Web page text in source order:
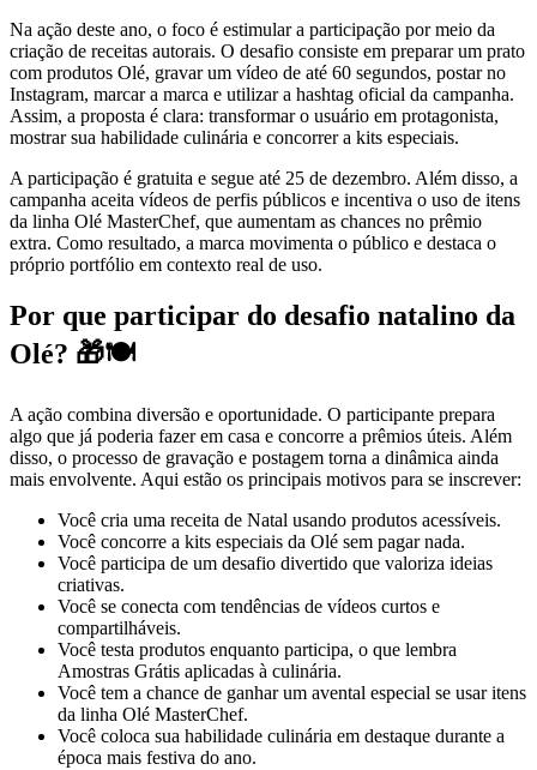
Na ação deste ano, o foco é estimular a participação por meio da
criação de receitas autorais. O desafio consiste em preparar um prato
com produtos Olé, gravar um vídeo de até 60 segundos, postar no
Instagram, marcar a marca e utilizar a hashtag oficial da campanha.
Assim, a proposta é clara: transformar o usuário em protagonista,
mostrar sua habilidade culinária e concorrer a kits especiais.
A participação é gratuita e segue até 25 de dezembro. Além disso, a
campanha aceita vídeos de perfis públicos e incentiva o uso de itens
da linha Olé MasterChef, que aumentam as chances no prêmio
extra. Como resultado, a marca movimenta o público e destaca o
próprio portfólio em contexto real de uso.
Por que participar do desafio natalino da
Olé? 🎁🍽️
A ação combina diversão e oportunidade. O participante prepara
algo que já poderia fazer em casa e concorre a prêmios úteis. Além
disso, o processo de gravação e postagem torna a dinâmica ainda
mais envolvente. Aqui estão os principais motivos para se inscrever:
Você cria uma receita de Natal usando produtos acessíveis.
Você concorre a kits especiais da Olé sem pagar nada.
Você participa de um desafio divertido que valoriza ideias
criativas.
Você se conecta com tendências de vídeos curtos e
compartilháveis.
Você testa produtos enquanto participa, o que lembra
Amostras Grátis aplicadas à culinária.
Você tem a chance de ganhar um avental especial se usar itens
da linha Olé MasterChef.
Você coloca sua habilidade culinária em destaque durante a
época mais festiva do ano.